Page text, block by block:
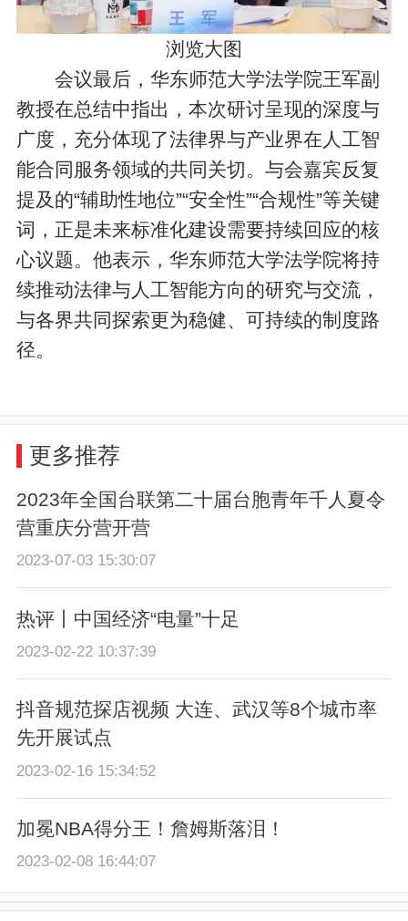
浏览大图
会议最后，华东师范大学法学院王军副
教授在总结中指出，本次研讨呈现的深度与
广度，充分体现了法律界与产业界在人工智
能合同服务领域的共同关切。与会嘉宾反复
提及的“辅助性地位”“安全性”“合规性”等关键
词，正是未来标准化建设需要持续回应的核
心议题。他表示，华东师范大学法学院将持
续推动法律与人工智能方向的研究与交流，
与各界共同探索更为稳健、可持续的制度路
径。
更多推荐
2023年全国台联第二十届台胞青年千人夏令
营重庆分营开营
2023-07-03 15:30:07
热评丨中国经济“电量”十足
2023-02-22 10:37:39
抖音规范探店视频 大连、武汉等8个城市率
先开展试点
2023-02-16 15:34:52
加冕NBA得分王！詹姆斯落泪！
2023-02-08 16:44:07